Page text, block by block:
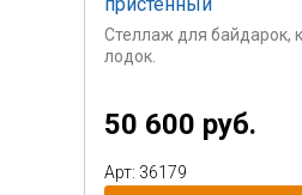
Стеллаж для байдарок,
лодок.
Стоимость указана за
стали на 3 лодки.
50 600 руб.
Арт: 36179